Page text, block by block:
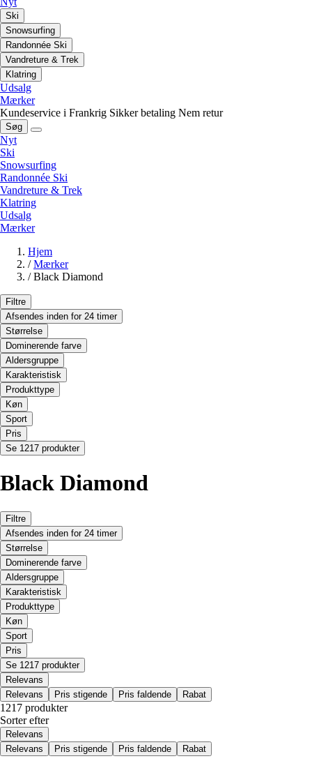
Ski
Snowsurfing
Randonnée Ski
Vandreture & Trek
Klatring
Udsalg
Mærker
Kundeservice i Frankrig Sikker betaling Nem retur
Søg
Nyt
Ski
Snowsurfing
Randonnée Ski
Vandreture & Trek
Klatring
Udsalg
Mærker
Hjem
/ Mærker
/ Black Diamond
Filtre
Afsendes inden for 24 timer
Størrelse
Dominerende farve
Aldersgruppe
Karakteristisk
Produkttype
Køn
Sport
Pris
Se 1217 produkter
Black Diamond
Filtre
Afsendes inden for 24 timer
Størrelse
Dominerende farve
Aldersgruppe
Karakteristisk
Produkttype
Køn
Sport
Pris
Se 1217 produkter
Relevans
Relevans
Pris stigende Pris faldende Rabat
1217 produkter
Sorter efter
Relevans
Relevans
Pris stigende Pris faldende Rabat